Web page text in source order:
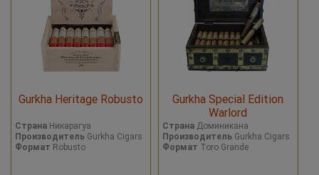
Gurkha Heritage Robusto
Страна Никарагуа
Производитель Gurkha Cigars
Формат Robusto
Gurkha Special Edition
Warlord
СтранаДоминикана
ПроизводительGurkha Cigars
Формат Toro Grande